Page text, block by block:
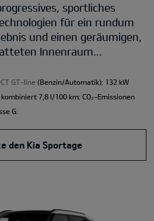
sportliches
für ein rundum
und einen geräumigen,
Innenraum...
GT-line (Benzin/Automatik); 132 kW
7,8 l/100 km; CO₂-Emissionen
G.
den Kia Sportage